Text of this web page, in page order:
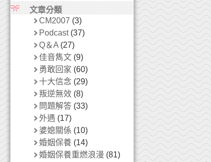
文章分類
CM2007 (3)
Podcast(37)
Q＆A(27)
佳音雋文(9)
勇敢回家 (60)
十大信念 (29)
叛逆無效(8)
問題解答(33)
外遇 (17)
婆媳關係 (10)
婚姻保養(14)
婚姻保養重燃浪漫 (81)